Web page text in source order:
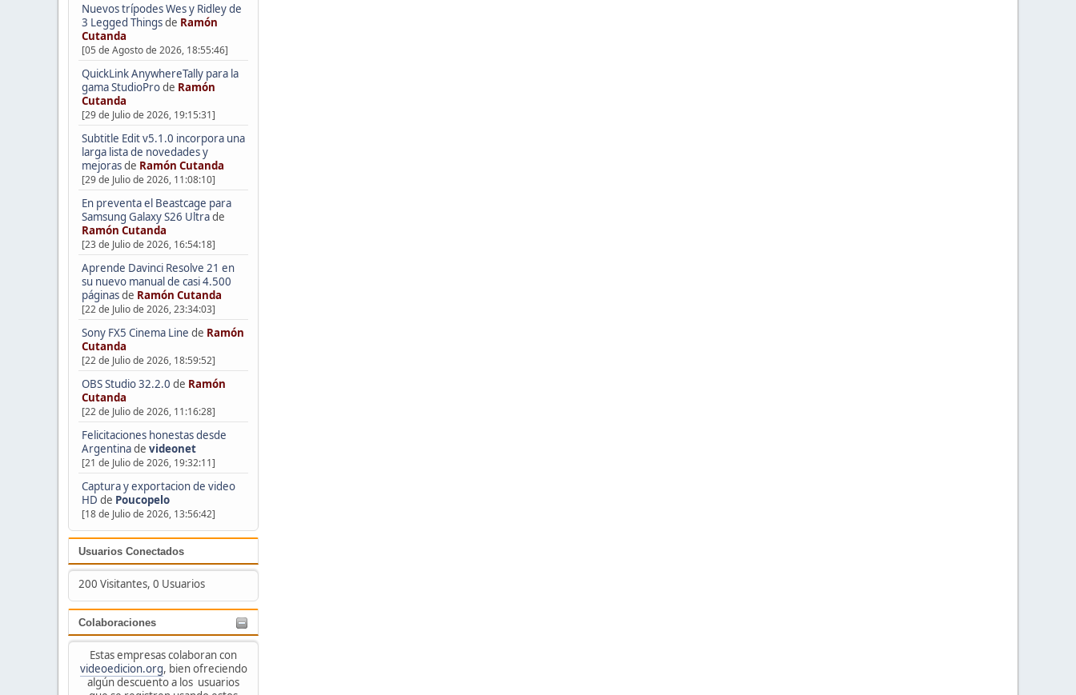
Nuevos trípodes Wes y Ridley de
3 Legged Thingsde Ramón
Cutanda
[05 de Agosto de 2026, 18:55:46]
QuickLink AnywhereTally para la
gama StudioProde Ramón
Cutanda
[29 de Julio de 2026, 19:15:31]
Subtitle Edit v5.1.0 incorpora una
larga lista de novedades y
mejorasde Ramón Cutanda
[29 de Julio de 2026, 11:08:10]
En preventa el Beastcage para
Samsung Galaxy S26 Ultrade
Ramón Cutanda
[23 de Julio de 2026, 16:54:18]
Aprende Davinci Resolve 21 en
su nuevo manual de casi 4.500
páginasde Ramón Cutanda
[22 de Julio de 2026, 23:34:03]
Sony FX5 Cinema Line de Ramón
Cutanda
[22 de Julio de 2026, 18:59:52]
OBS Studio 32.2.0 de Ramón
Cutanda
[22 de Julio de 2026, 11:16:28]
Felicitaciones honestas desde
Argentinade videonet
[21 de Julio de 2026, 19:32:11]
Captura y exportacion de video
HD de Poucopelo
[18 de Julio de 2026, 13:56:42]
Usuarios Conectados
200 Visitantes, 0 Usuarios
Colaboraciones
Estas empresas colaboran con
videoedicion.org, bien ofreciendo
algún descuento a los usuarios